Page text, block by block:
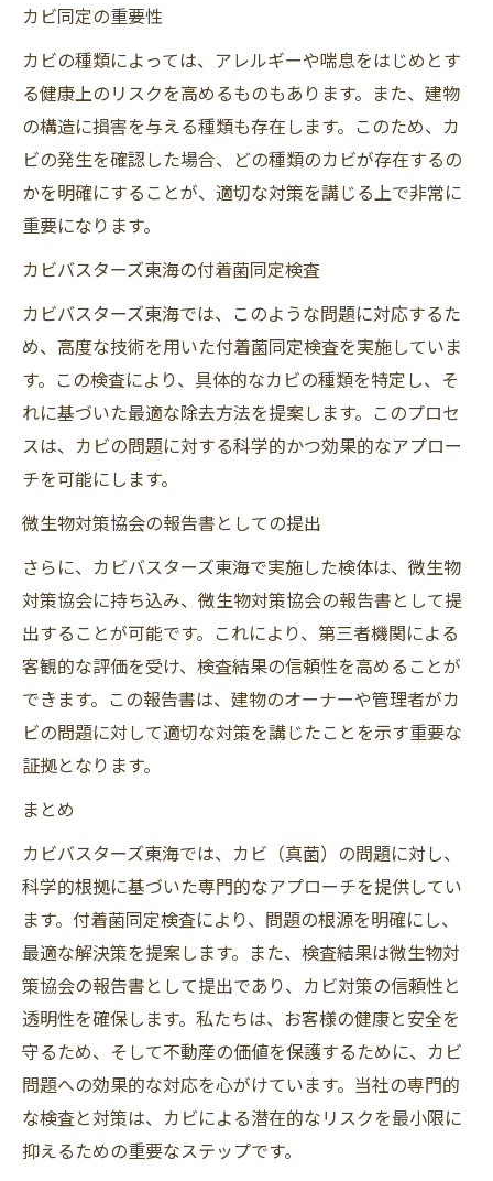
カビ同定の重要性
カビの種類によっては、アレルギーや喘息をはじめとす
る健康上のリスクを高めるものもあります。また、建物
の構造に損害を与える種類も存在します。このため、カ
ビの発生を確認した場合、どの種類のカビが存在するの
かを明確にすることが、適切な対策を講じる上で非常に
重要になります。
カビバスターズ東海の付着菌同定検査
カビバスターズ東海では、このような問題に対応するた
め、高度な技術を用いた付着菌同定検査を実施していま
す。この検査により、具体的なカビの種類を特定し、そ
れに基づいた最適な除去方法を提案します。このプロセ
スは、カビの問題に対する科学的かつ効果的なアプロー
チを可能にします。
微生物対策協会の報告書としての提出
さらに、カビバスターズ東海で実施した検体は、微生物
対策協会に持ち込み、微生物対策協会の報告書として提
出することが可能です。これにより、第三者機関による
客観的な評価を受け、検査結果の信頼性を高めることが
できます。この報告書は、建物のオーナーや管理者がカ
ビの問題に対して適切な対策を講じたことを示す重要な
証拠となります。
まとめ
カビバスターズ東海では、カビ（真菌）の問題に対し、
科学的根拠に基づいた専門的なアプローチを提供してい
ます。付着菌同定検査により、問題の根源を明確にし、
最適な解決策を提案します。また、検査結果は微生物対
策協会の報告書として提出であり、カビ対策の信頼性と
透明性を確保します。私たちは、お客様の健康と安全を
守るため、そして不動産の価値を保護するために、カビ
問題への効果的な対応を心がけています。当社の専門的
な検査と対策は、カビによる潜在的なリスクを最小限に
抑えるための重要なステップです。